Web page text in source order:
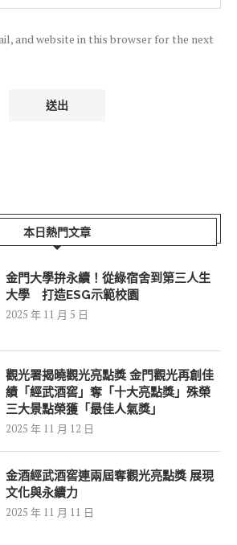
and website in this browser for the next
本日熱門文章
金門大學拚永續！從綠宿舍到第三人生
大學 打造ESG示範校園
2025 年 11 月 5 日
觀光署揭曉觀光亮點獎 金門觀光再創佳
績「經武酒窖」奪「十大亮點獎」殊榮
三大景點榮獲「最佳人氣獎」
2025 年 11 月 12 日
金酒經武酒窖連兩屆奪觀光亮點獎 展現
文化與永續力
2025 年 11 月 11 日